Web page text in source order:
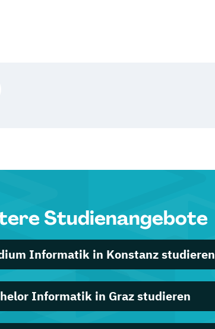
Studienangebote
Informatik in Konstanz studieren
Informatik in Graz studieren